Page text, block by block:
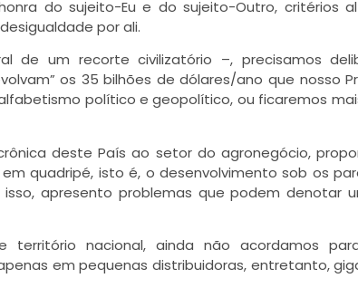
do sujeito-Eu e do sujeito-Outro, critérios
por ali.
de um recorte civilizatório –, precisamos
os 35 bilhões de dólares/ano que nosso
político e geopolítico, ou ficaremos
deste País ao setor do agronegócio,
quadripé, isto é, o desenvolvimento sob os
isso, apresento problemas que podem denotar
nacional, ainda não acordamos
em pequenas distribuidoras, entretanto,